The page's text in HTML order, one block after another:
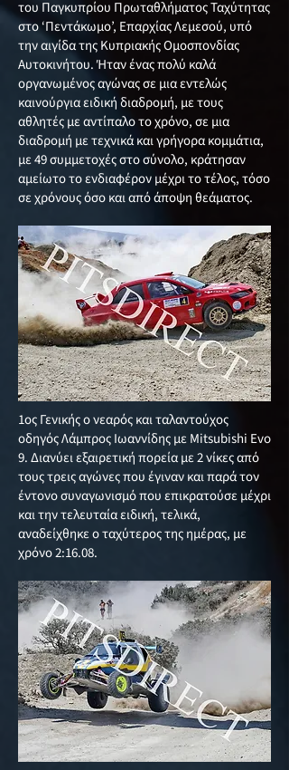
του Παγκυπρίου Πρωταθλήματος Ταχύτητας
στο ‘Πεντάκωμο’, Επαρχίας Λεμεσού, υπό
την αιγίδα της Κυπριακής Ομοσπονδίας
Αυτοκινήτου. Ήταν ένας πολύ καλά
οργανωμένος αγώνας σε μια εντελώς
καινούργια ειδική διαδρομή, με τους
αθλητές με αντίπαλο το χρόνο, σε μια
διαδρομή με τεχνικά και γρήγορα κομμάτια,
με 49 συμμετοχές στο σύνολο, κράτησαν
αμείωτο το ενδιαφέρον μέχρι το τέλος, τόσο
σε χρόνους όσο και από άποψη θεάματος.
1ος Γενικής ο νεαρός και ταλαντούχος
οδηγός Λάμπρος Ιωαννίδης με Mitsubishi Evo
9. Διανύει εξαιρετική πορεία με 2 νίκες από
τους τρεις αγώνες που έγιναν και παρά τον
έντονο συναγωνισμό που επικρατούσε μέχρι
και την τελευταία ειδική, τελικά,
αναδείχθηκε ο ταχύτερος της ημέρας, με
χρόνο 2:16.08.